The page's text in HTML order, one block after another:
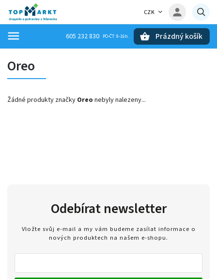
CZK
605 232 830 Prázdný košík
Oreo
Žádné produkty značky Oreo nebyly nalezeny...
Odebírat newsletter
Vložte svůj e-mail a my vám budeme zasílat informace o
nových produktech na našem e-shopu.